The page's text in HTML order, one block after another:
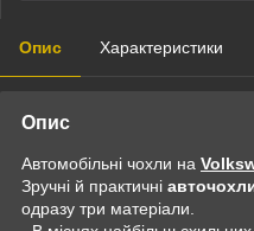
Опис Характеристики
Опис
Автомобільні чохли на
Зручні й практичні
одразу три матеріали.